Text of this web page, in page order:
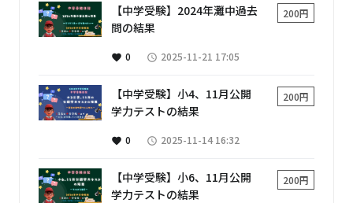
【中学受験】2024年灘中過去
問の結果
200円
favorite 0 access_time 2025-11-21 17:05
【中学受験】小4、11月公開
学力テストの結果
200円
favorite 0 access_time 2025-11-14 16:32
【中学受験】小6、11月公開
学力テストの結果
200円